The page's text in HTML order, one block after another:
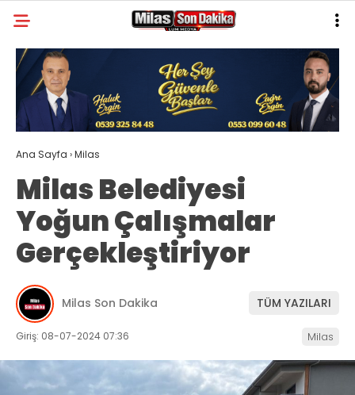
30.4
GALERİ YAZARLAR
MILAS
MUĞLA’DAN
ASAYIŞ
GÜNDEM
EKONOMI
SPOR
VEFAT
İLETIŞIM
Ana Sayfa ›Milas
Milas Belediyesi
Yoğun Çalışmalar
Gerçekleştiriyor
Milas Son Dakika TÜM YAZILARI
Giriş: 08-07-2024 07:36 Milas